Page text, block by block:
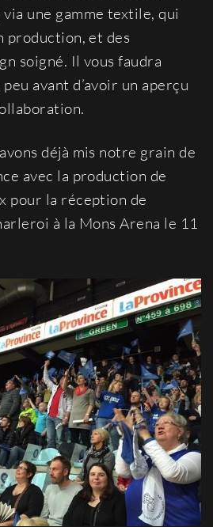
une gamme textile, qui
production, et des
soigné. Il vous faudra
avant d’avoir un aperçu
déjà mis notre grain de
avec la production de
pour la réception de
à la Mons Arena le 11